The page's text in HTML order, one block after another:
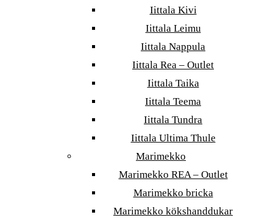
Iittala Kivi
Iittala Leimu
Iittala Nappula
Iittala Rea – Outlet
Iittala Taika
Iittala Teema
Iittala Tundra
Iittala Ultima Thule
Marimekko
Marimekko REA – Outlet
Marimekko bricka
Marimekko kökshanddukar